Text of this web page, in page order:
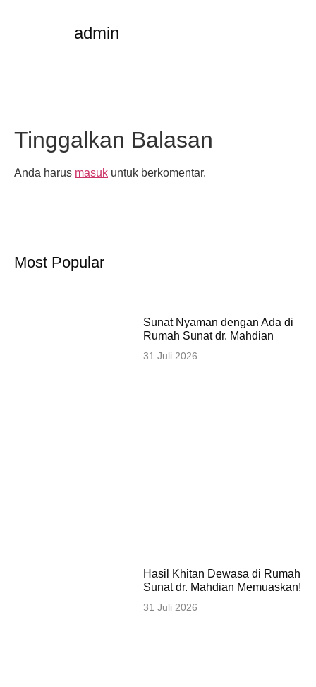
admin
Tinggalkan Balasan
Anda harus masuk untuk berkomentar.
Most Popular
Sunat Nyaman dengan Ada di
Rumah Sunat dr. Mahdian
31 Juli 2026
Hasil Khitan Dewasa di Rumah
Sunat dr. Mahdian Memuaskan!
31 Juli 2026